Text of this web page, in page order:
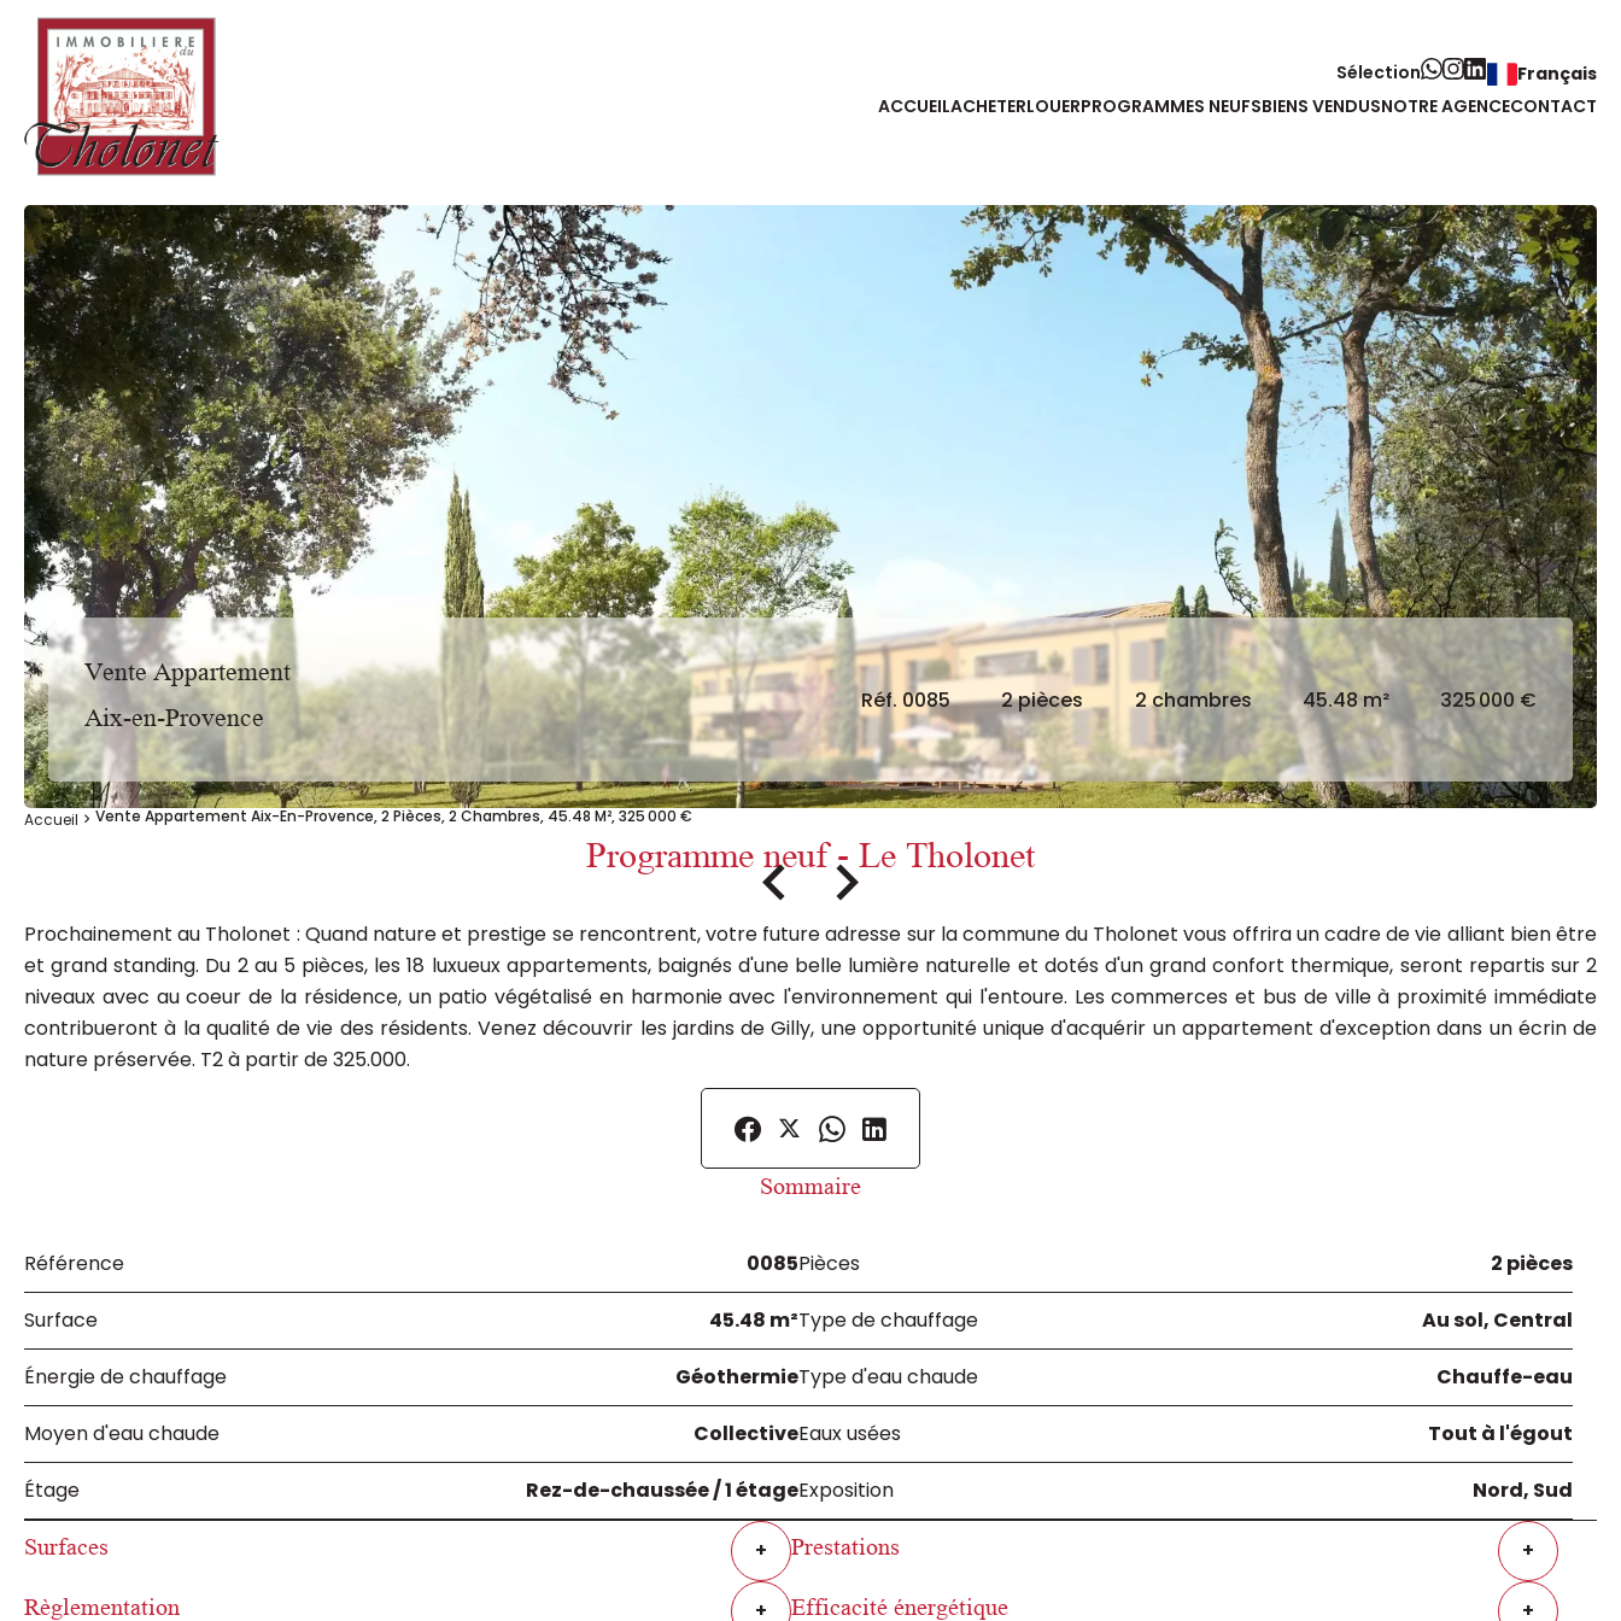
Sélection
Français
ACCUEILACHETERLOUERPROGRAMMES NEUFSBIENS VENDUSNOTRE AGENCECONTACT
Vente Appartement
Aix-en-Provence
Réf. 0085 2 pièces 2 chambres 45.48 m² 325 000 €
Accueil Vente Appartement Aix-En-Provence, 2 Pièces, 2 Chambres, 45.48 M², 325 000 €
Programme neuf - Le Tholonet
Prochainement au Tholonet : Quand nature et prestige se rencontrent, votre future adresse sur la commune du Tholonet vous offrira un cadre de vie alliant bien être
et grand standing. Du 2 au 5 pièces, les 18 luxueux appartements, baignés d'une belle lumière naturelle et dotés d'un grand confort thermique, seront repartis sur 2
niveaux avec au coeur de la résidence, un patio végétalisé en harmonie avec l'environnement qui l'entoure. Les commerces et bus de ville à proximité immédiate
contribueront à la qualité de vie des résidents. Venez découvrir les jardins de Gilly, une opportunité unique d'acquérir un appartement d'exception dans un écrin de
nature préservée. T2 à partir de 325.000.
Sommaire
Référence 0085Pièces 2 pièces
Surface 45.48 m²Type de chauffage Au sol, Central
Énergie de chauffage GéothermieType d'eau chaude Chauffe-eau
Moyen d'eau chaude CollectiveEaux usées Tout à l'égout
Étage Rez-de-chaussée / 1 étageExposition Nord, Sud
Surfaces + Prestations +
Règlementation + Efficacité énergétique +